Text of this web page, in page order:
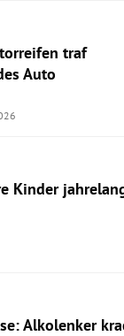
traf
Auto
Kinder
Alkolenker